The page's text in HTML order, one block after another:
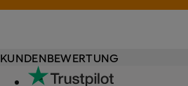
KUNDENBEWERTUNG